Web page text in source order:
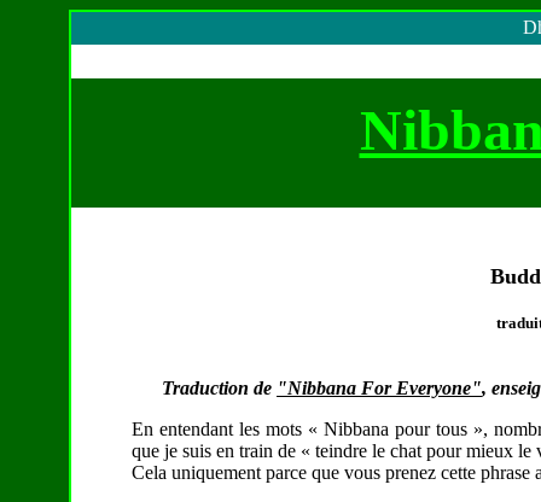
Traduction de "Nibbana For Everyone",
En entendant les mots « Nibbana pour tous »,
que je suis en train de « teindre le chat pour mieux le
Cela uniquement parce que vous prenez cette